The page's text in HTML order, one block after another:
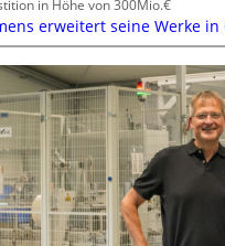
in Höhe von 300Mio.€
erweitert seine Werke